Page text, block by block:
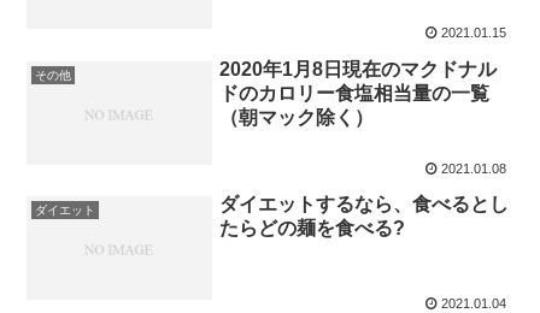
2021.01.15
その他
2020年1月8日現在のマクドナル
ドのカロリー食塩相当量の一覧
（朝マック除く）
2021.01.08
ダイエット
ダイエットするなら、食べるとし
たらどの麺を食べる?
2021.01.04